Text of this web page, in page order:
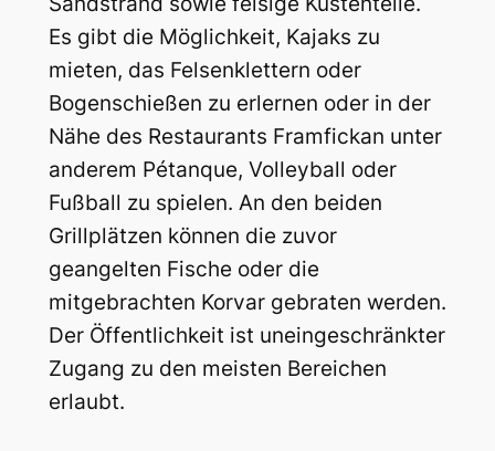
Es gibt die Möglichkeit, Kajaks zu
mieten, das Felsenklettern oder
Bogenschießen zu erlernen oder in der
Nähe des Restaurants Framfickan unter
anderem Pétanque, Volleyball oder
Fußball zu spielen. An den beiden
Grillplätzen können die zuvor
geangelten Fische oder die
mitgebrachten Korvar gebraten werden.
Der Öffentlichkeit ist uneingeschränkter
Zugang zu den meisten Bereichen
erlaubt.